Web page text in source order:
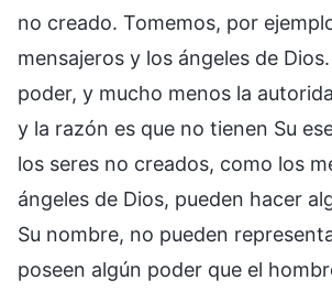
no creado. Tomemos, por
mensajeros y los ángeles de
poder, y mucho menos la
y la razón es que no tienen Su
los seres no creados, como los
ángeles de Dios, pueden hacer
Su nombre, no pueden
poseen algún poder que el